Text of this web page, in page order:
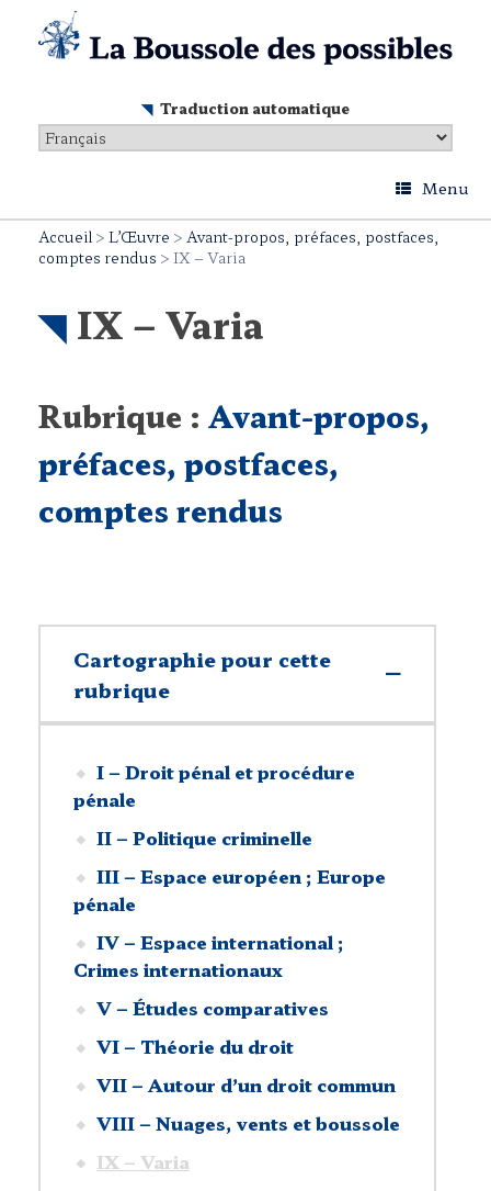
content
Traduction automatique
Menu
Accueil> L’Œuvre > Avant-propos, préfaces, postfaces,
comptes rendus > IX – Varia
IX – Varia
Rubrique : Avant-propos,
préfaces, postfaces,
comptes rendus
Cartographie pour cette
rubrique
I – Droit pénal et procédure
pénale
II – Politique criminelle
III – Espace européen ; Europe
pénale
IV – Espace international ;
Crimes internationaux
V – Études comparatives
VI – Théorie du droit
VII – Autour d’un droit commun
VIII – Nuages, vents et boussole
IX – Varia